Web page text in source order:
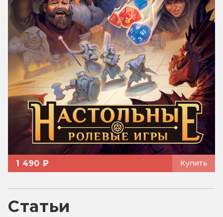
1 490 ₽ Купить
Статьи